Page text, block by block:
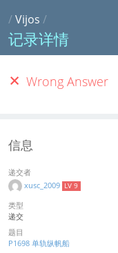
/Vijos /
记录详情
Wrong Answer
信息
递交者
xusc_2009 LV 9
类型
递交
题目
P1698 单轨纵帆船